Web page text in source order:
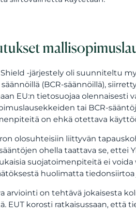
Shield -järjestely oli suunniteltu
(BCR-säännöillä),
EU:n tietosuojaa olennaisesti
tai BCR-
on ehkä otettava
olosuhteisiin liittyvän
ohella taattava se, ettei
suojatoimenpiteitä ei
huolimatta
arviointi on tehtävä jokaisesta
EUT korosti ratkaisussaan, että